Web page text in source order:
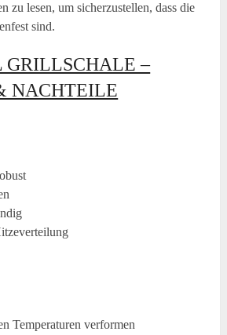
zu lesen, um sicherzustellen, dass die
sind.
GRILLSCHALE –
NACHTEILE
Temperaturen verformen